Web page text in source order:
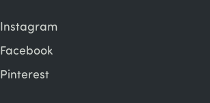
Instagram
Facebook
Pinterest